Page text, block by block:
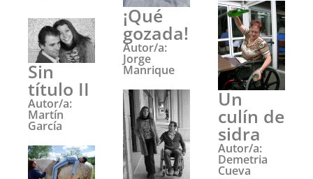
Sin
título II
Autor/a:
Martín
García
¡Qué
gozada!
Autor/a:
Jorge
Manrique
Un
culín de
sidra
Autor/a:
Demetria
Cueva